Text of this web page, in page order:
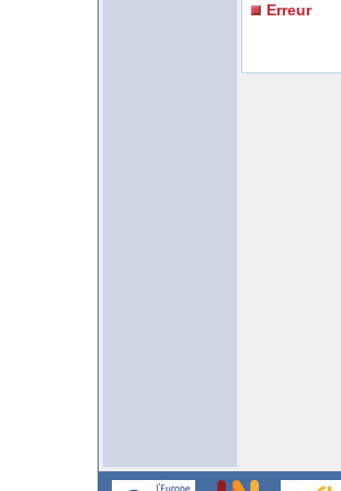
Erreur